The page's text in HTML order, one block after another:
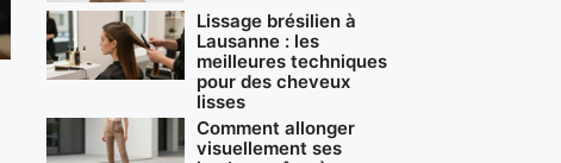
Lissage brésilien à
Lausanne : les
meilleures techniques
pour des cheveux
lisses
Comment allonger
visuellement ses